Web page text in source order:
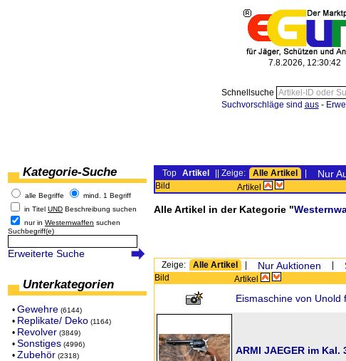
7.8.2026, 12:30:42
Schnellsuche
Suchvorschläge sind aus-
Kategorie-Suche
alle Begriffe
mind. 1 Begriff
in Titel UND Beschreibung suchen
nur in Westernwaffen suchen
Suchbegriff(e)
Erweiterte Suche
Unterkategorien
• Gewehre (6144)
• Replikate/ Deko (1164)
• Revolver (3849)
• Sonstiges (4996)
• Zubehör (2318)
Top Artikel || Zeige: Alle Artikel Nur
Bild Artikel
Alle Artikel in der Kategorie "
Zeige: Alle Artikel Nur Auktionen
Bild Artikel
Eismaschine von Unold
ARMI JAEGER im Kal.